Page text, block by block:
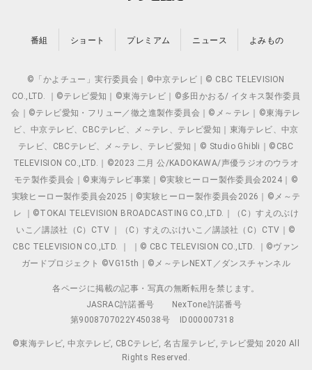
番組 ショート プレミアム ニュース よみもの
©「かよチュー」実行委員会｜©中京テレビ｜© CBC TELEVISION
CO.,LTD. ｜©テレビ愛知｜©東海テレビ｜©多田かおる/ イタキス製作委員
会｜©テレビ愛知・フリュー／徹之進製作委員会｜©メ～テレ｜©東海テレ
ビ、中京テレビ、CBCテレビ、メ～テレ、テレビ愛知｜東海テレビ、中京
テレビ、CBCテレビ、メ～テレ、テレビ愛知｜© Studio Ghibli｜©CBC
TELEVISION CO.,LTD.｜©2023 二月 公/KADOKAWA/声優ラジオのウラオ
モテ製作委員会｜©東海テレビ事業｜©実験ヒーロー製作委員会2024｜©
実験ヒーロー製作委員会2025｜©実験ヒーロー製作委員会2026｜©メ～テ
レ ｜©TOKAI TELEVISION BROADCASTING CO.,LTD.｜（C）すえのぶけ
いこ／講談社（C）CTV ｜（C）すえのぶけいこ／講談社（C）CTV｜©
CBC TELEVISION CO.,LTD. ｜ ｜© CBC TELEVISION CO.,LTD. ｜©ヴァン
ガードプロジェクト ©VG15th｜©メ～テレNEXT／ダンスチャンネル
各ページに掲載の記事・写真の無断転用を禁じます。
JASRAC許諾番号
NexTone許諾番号
第9008707022Y45038号
ID000007318
©東海テレビ, 中京テレビ, CBCテレビ, 名古屋テレビ, テレビ愛知 2020 All
Rights Reserved.